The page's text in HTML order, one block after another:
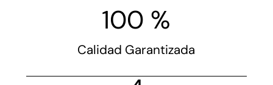
100 %
Calidad Garantizada